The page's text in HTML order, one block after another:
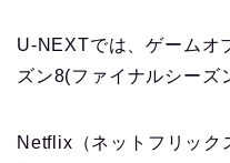
U-NEXTでは、ゲームオ
ズン8(ファイナルシーズ
Netflix（ネットフリッ